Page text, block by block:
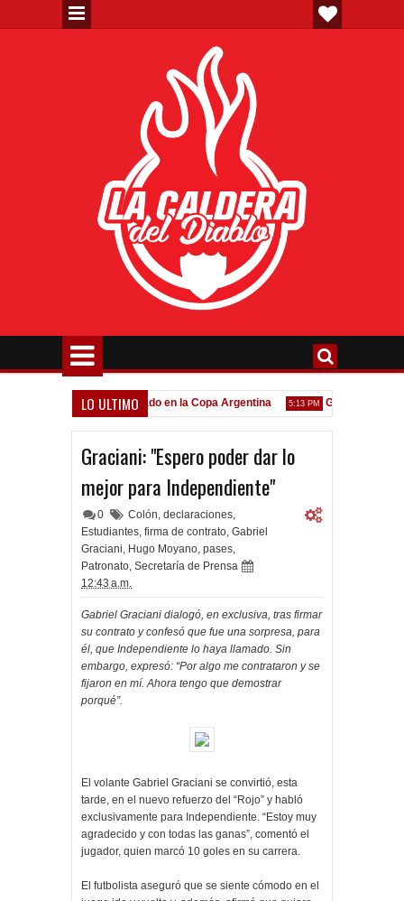
LO ULTIMO
Todo confirmado en la Copa Argentina 5:13 PM Goleada histórica
Graciani: "Espero poder dar lo
mejor para Independiente"
0 Colón, declaraciones,
Estudiantes, firma de contrato, Gabriel
Graciani, Hugo Moyano, pases,
Patronato, Secretaría de Prensa
12:43 a.m.
Gabriel Graciani dialogó, en exclusiva, tras firmar
su contrato y confesó que fue una sorpresa, para
él, que Independiente lo haya llamado. Sin
embargo, expresó: “Por algo me contrataron y se
fijaron en mí. Ahora tengo que demostrar
porqué”.
El volante Gabriel Graciani se convirtió, esta
tarde, en el nuevo refuerzo del “Rojo” y habló
exclusivamente para Independiente. “Estoy muy
agradecido y con todas las ganas”, comentó el
jugador, quien marcó 10 goles en su carrera.
El futbolista aseguró que se siente cómodo en el